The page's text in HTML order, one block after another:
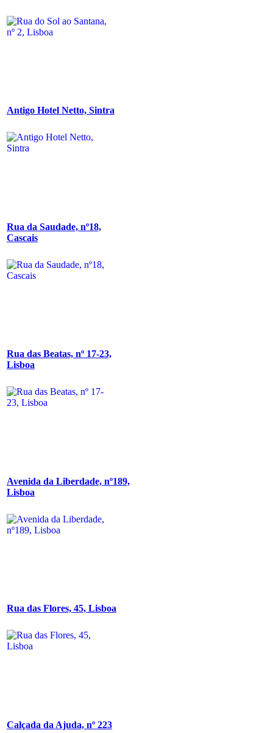
Antigo Hotel Netto, Sintra
Rua da Saudade, nº18,
Cascais
Rua das Beatas, nº 17-23,
Lisboa
Avenida da Liberdade, nº189,
Lisboa
Rua das Flores, 45, Lisboa
Calçada da Ajuda, nº 223